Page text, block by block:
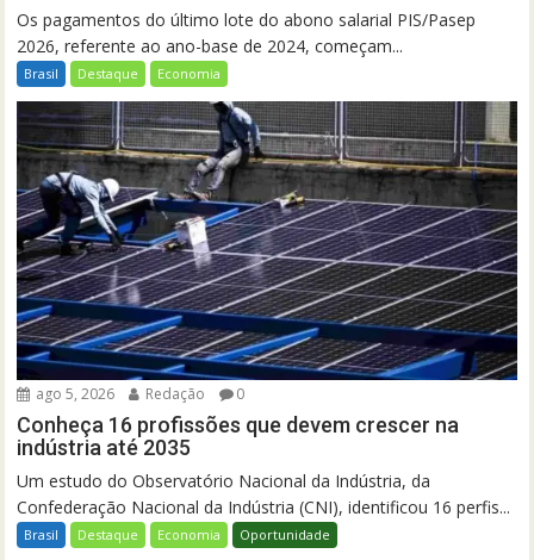
Os pagamentos do último lote do abono salarial PIS/Pasep
2026, referente ao ano-base de 2024, começam...
Brasil Destaque Economia
ago 5, 2026 Redação 0
Conheça 16 profissões que devem crescer na
indústria até 2035
Um estudo do Observatório Nacional da Indústria, da
Confederação Nacional da Indústria (CNI), identificou 16 perfis...
Brasil Destaque Economia Oportunidade